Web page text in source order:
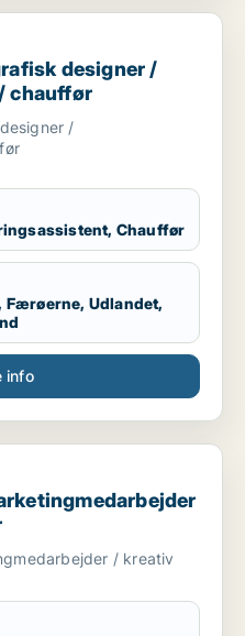
/ rengøringsassistent /
designer /
chauffør
/
Chauffør
Færøerne, Udlandet,
info
/ kreativ
/ kreativ